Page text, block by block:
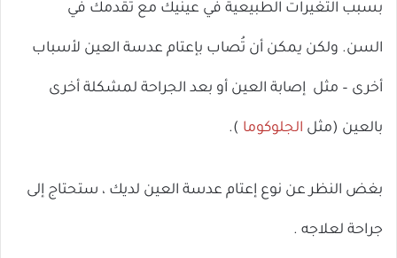
بسبب التغيرات الطبيعية في عينيك مع تقدمك في
السن. ولكن يمكن أن تُصاب بإعتام عدسة العين لأسباب
أخرى – مثل إصابة العين أو بعد الجراحة لمشكلة أخرى
بالعين (مثل الجلوكوما ).
بغض النظر عن نوع إعتام عدسة العين لديك ، ستحتاج إلى
جراحة لعلاجه .